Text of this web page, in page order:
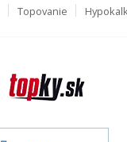
Topovanie